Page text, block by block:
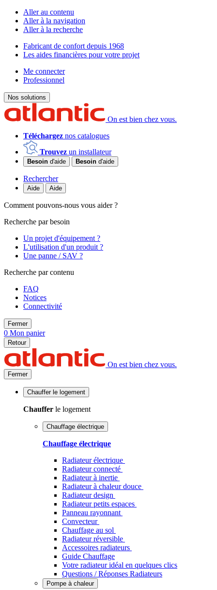
Aller au contenu
Aller à la navigation
Aller à la recherche
Fabricant de confort depuis 1968
Les aides financières pour votre projet
Me connecter
Professionnel
Nos solutions
On est bien chez vous.
Téléchargez nos catalogues
Trouvez un installateur
Besoin d'aide Besoin d'aide
Rechercher
Aide Aide
Comment pouvons-nous vous aider ?
Recherche par besoin
Un projet d'équipement ?
L'utilisation d'un produit ?
Une panne / SAV ?
Recherche par contenu
FAQ
Notices
Connectivité
Fermer
0 Mon panier
Retour
On est bien chez vous.
Fermer
Chauffer le logement
Chauffer le logement
Chauffage électrique
Chauffage électrique
Radiateur électrique
Radiateur connecté
Radiateur à inertie
Radiateur à chaleur douce
Radiateur design
Radiateur petits espaces
Panneau rayonnant
Convecteur
Chauffage au sol
Radiateur réversible
Accessoires radiateurs
Guide Chauffage
Votre radiateur idéal en quelques clics
Questions / Réponses Radiateurs
Pompe à chaleur